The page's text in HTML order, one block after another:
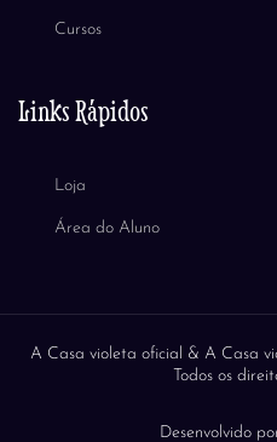
Cursos
Links Rápidos
Loja
Área do Aluno
A Casa violeta oficial & A Casa
Todos os
Desenvolvido